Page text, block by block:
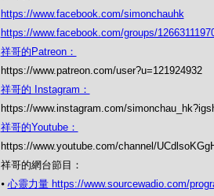
https://www.facebook.com/simonchauhk
https://www.facebook.com/groups/
祥哥的Patreon：
https://www.patreon.com/user?u=121924932
祥哥的 Instagram：
https://www.instagram.com/
祥哥的Youtube：
https://www.youtube.com/channel/
祥哥的網台節目：
⦁ 心靈力量 https://www.sourcewadio.com/